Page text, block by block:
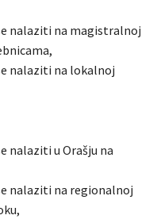
nalaziti na magistralnoj
nalaziti na lokalnoj
nalaziti u Orašju na
nalaziti na regionalnoj